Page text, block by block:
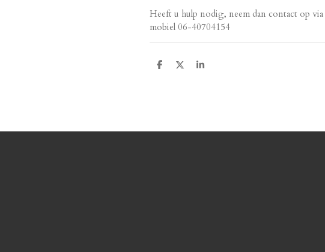
Heeft u hulp nodig, neem dan contact op via
mobiel 06-40704154
D
D
S